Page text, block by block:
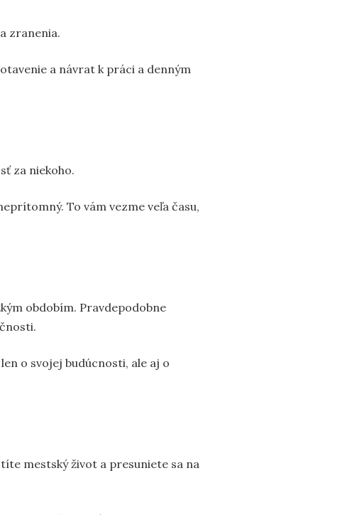
zranenia.
a návrat k práci a denným
za niekoho.
To vám vezme veľa času,
obdobím. Pravdepodobne
o svojej budúcnosti, ale aj o
mestský život a presuniete sa na